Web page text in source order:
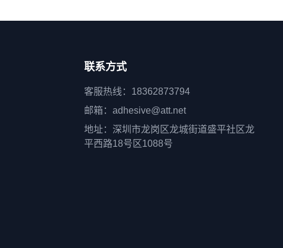
联系方式
客服热线：18362873794
邮箱：adhesive@att.net
地址：深圳市龙岗区龙城街道盛平社区龙
平西路18号区1088号